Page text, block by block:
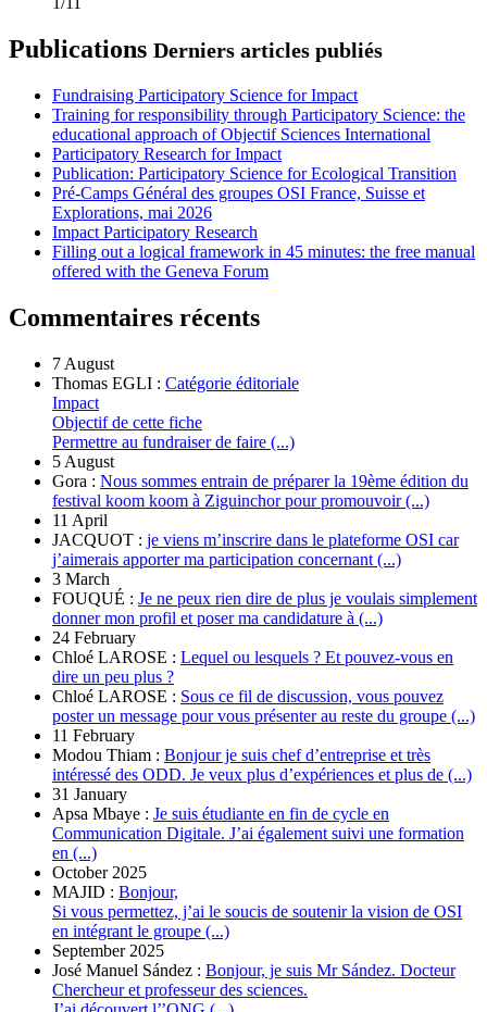
Publications Derniers articles publiés
Fundraising Participatory Science for Impact
Training for responsibility through Participatory Science: the
educational approach of Objectif Sciences International
Participatory Research for Impact
Publication: Participatory Science for Ecological Transition
Pré-Camps Général des groupes OSI France, Suisse et
Explorations, mai 2026
Impact Participatory Research
Filling out a logical framework in 45 minutes: the free manual
offered with the Geneva Forum
Commentaires récents
7 August
Thomas EGLI : Catégorie éditoriale
Impact
Objectif de cette fiche
Permettre au fundraiser de faire (...)
5 August
Gora : Nous sommes entrain de préparer la 19ème édition du
festival koom koom à Ziguinchor pour promouvoir (...)
11 April
JACQUOT : je viens m’inscrire dans le plateforme OSI car
j’aimerais apporter ma participation concernant (...)
3 March
FOUQUÉ : Je ne peux rien dire de plus je voulais simplement
donner mon profil et poser ma candidature à (...)
24 February
Chloé LAROSE : Lequel ou lesquels ? Et pouvez-vous en
dire un peu plus ?
Chloé LAROSE : Sous ce fil de discussion, vous pouvez
poster un message pour vous présenter au reste du groupe (...)
11 February
Modou Thiam : Bonjour je suis chef d’entreprise et très
intéressé des ODD. Je veux plus d’expériences et plus de (...)
31 January
Apsa Mbaye : Je suis étudiante en fin de cycle en
Communication Digitale. J’ai également suivi une formation
en (...)
October 2025
MAJID : Bonjour,
Si vous permettez, j’ai le soucis de soutenir la vision de OSI
en intégrant le groupe (...)
September 2025
José Manuel Sández : Bonjour, je suis Mr Sández. Docteur
Chercheur et professeur des sciences.